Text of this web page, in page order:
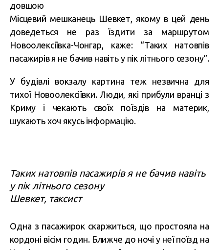
довшою
Місцевий мешканець Шевкет, якому в цей день
доведеться не раз їздити за маршрутом
Новоолексіївка-Чонгар, каже: “Таких натовпів
пасажирів я не бачив навіть у пік літнього сезону”.
У будівлі вокзалу картина теж незвична для
тихої Новоолексіївки. Люди, які прибули вранці з
Криму і чекають своїх поїздів на материк,
шукають хоч якусь інформацію.
Таких натовпів пасажирів я не бачив навіть
у пік літнього сезону
Шевкет, таксист
Одна з пасажирок скаржиться, що простояла на
кордоні вісім годин. Ближче до ночі у неї поїзд на